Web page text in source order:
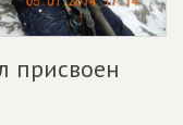
присвоен